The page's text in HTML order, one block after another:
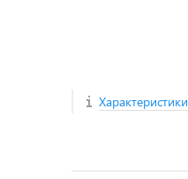
Характеристики